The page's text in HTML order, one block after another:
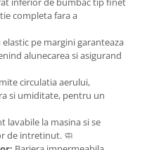
completa fara a
elastic pe margini garanteaza
alunecarea si asigurand
circulatia aerului,
si umiditate, pentru un
lavabile la masina si se
de intretinut. 🧼